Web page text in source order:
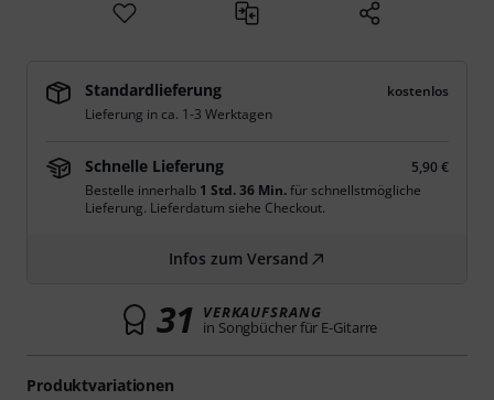
Produktvariationen
Standardlieferung
kostenlos
Lieferung in ca. 1-3 Werktagen
Schnelle Lieferung
5,90 €
Bestelle innerhalb 1 Std. 36 Min.für schnellstmögliche
Lieferung. Lieferdatum siehe Checkout.
Infos zum Versand
31 VERKAUFSRANG
in Songbücher für E-Gitarre